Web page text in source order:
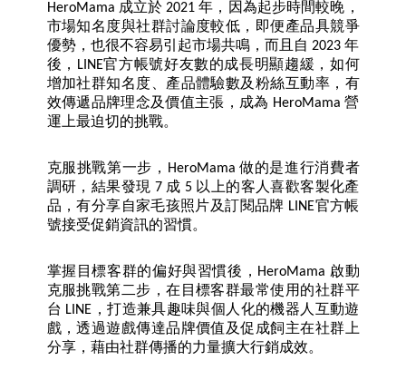
HeroMama 成立於 2021 年，因為起步時間較晚，
市場知名度與社群討論度較低，即便產品具競爭
優勢，也很不容易引起市場共鳴，而且自 2023 年
後，LINE官方帳號好友數的成長明顯趨緩，如何
增加社群知名度、產品體驗數及粉絲互動率，有
效傳遞品牌理念及價值主張，成為 HeroMama 營
運上最迫切的挑戰。
克服挑戰第一步，HeroMama 做的是進行消費者
調研，結果發現 7 成 5 以上的客人喜歡客製化產
品，有分享自家毛孩照片及訂閱品牌 LINE官方帳
號接受促銷資訊的習慣。
掌握目標客群的偏好與習慣後，HeroMama 啟動
克服挑戰第二步，在目標客群最常使用的社群平
台 LINE，打造兼具趣味與個人化的機器人互動遊
戲，透過遊戲傳達品牌價值及促成飼主在社群上
分享，藉由社群傳播的力量擴大行銷成效。